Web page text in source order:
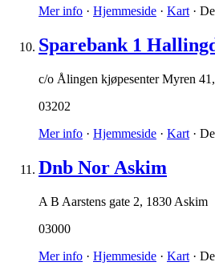
Mer info · Hjemmeside · Kart ·
Sparebank 1
c/o Ålingen kjøpesenter Myren 41 ,
03202
Mer info · Hjemmeside · Kart ·
Dnb Nor Askim
A B Aarstens gate 2, 1830 Askim
03000
Mer info · Hjemmeside · Kart ·